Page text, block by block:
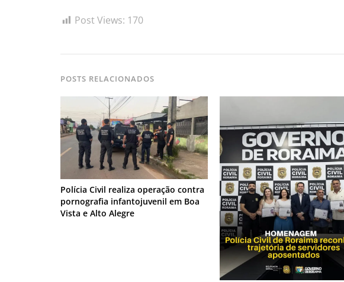
Post Views: 170
POSTS RELACIONADOS
Polícia Civil realiza operação contra
pornografia infantojuvenil em Boa
Vista e Alto Alegre